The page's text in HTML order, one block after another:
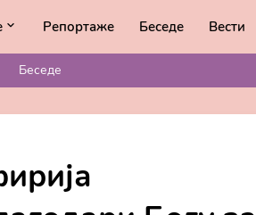
Репортаже Беседе Вести
Беседе